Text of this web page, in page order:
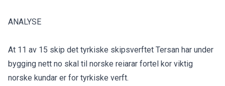
ANALYSE
At 11 av 15 skip det tyrkiske skipsverftet Tersan har under
bygging nett no skal til norske reiarar fortel kor viktig
norske kundar er for tyrkiske verft.